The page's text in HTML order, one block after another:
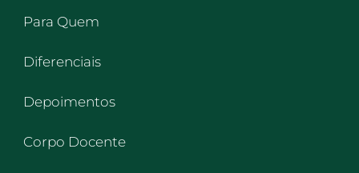
Para Quem
Diferenciais
Depoimentos
Corpo Docente